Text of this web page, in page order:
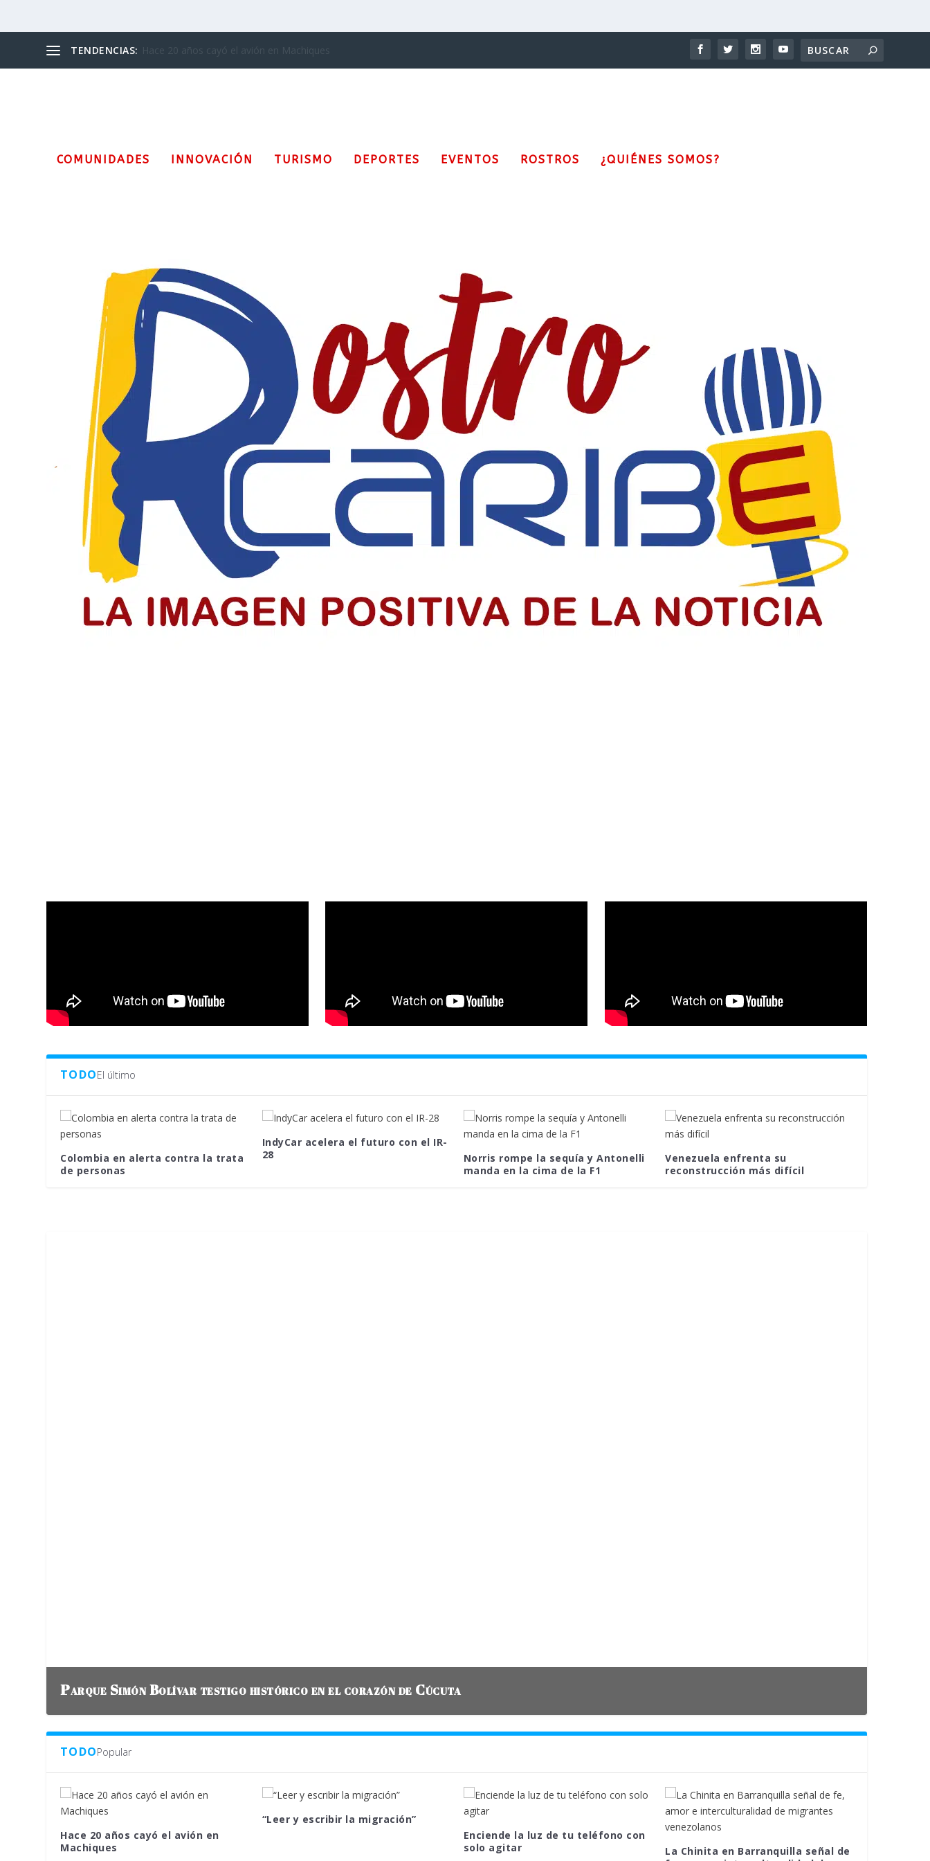
TENDENCIAS: “Leer y escribir la migración”
COMUNIDADES INNOVACIÓN TURISMO DEPORTES EVENTOS ROSTROS ¿QUIÉNES SOMOS?
El Día del Periodista y Comunicador SociaI en Colombia
El periodista y comunicador social en Colombia paga un precio alto por informar, pero su labor sigue sosteniendo la democracia y construyendo país
LEER MÁS
Jóvenes de Chiquinquirá cierran el ciclo sacramental del centenario
Jóvenes recibieron la confirmación en el cierre del ciclo sacramental del centenario de la Parroquia Chiquinquirá en Barranquilla
LEER MÁS
TODOEl último
Colombia en alerta contra la trata
de personas
IndyCar acelera el futuro con el IR-
28
Norris rompe la sequía y Antonelli
manda en la cima de la F1
Venezuela enfrenta su
reconstrucción más difícil
Parque Simón Bolívar testigo histórico en el corazón de Cúcuta
TODOPopular
Hace 20 años cayó el avión en
Machiques
“Leer y escribir la migración”
Enciende la luz de tu teléfono con
solo agitar
La Chinita en Barranquilla señal de